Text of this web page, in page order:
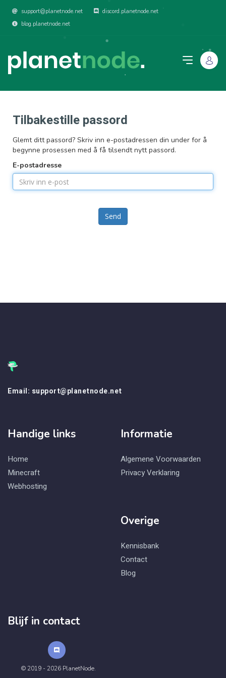
support@planetnode.net
discord.planetnode.net
blog.planetnode.net
Tilbakestille passord
Glemt ditt passord? Skriv inn e-postadressen din under for å
begynne prosessen med å få tilsendt nytt passord.
E-postadresse
Send
Email: support@planetnode.net
Handige links
Home
Minecraft
Webhosting
Informatie
Algemene Voorwaarden
Privacy Verklaring
Overige
Kennisbank
Contact
Blog
Blijf in contact
© 2019 - 2026 PlanetNode.